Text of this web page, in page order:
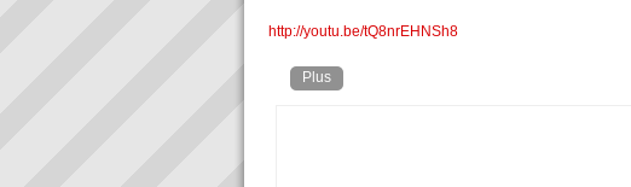
http://youtu.be/tQ8nrEHNSh8
Plus